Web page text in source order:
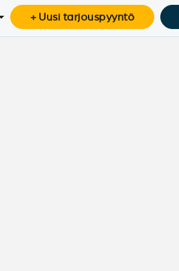
+ Uusi tarjouspyyntö